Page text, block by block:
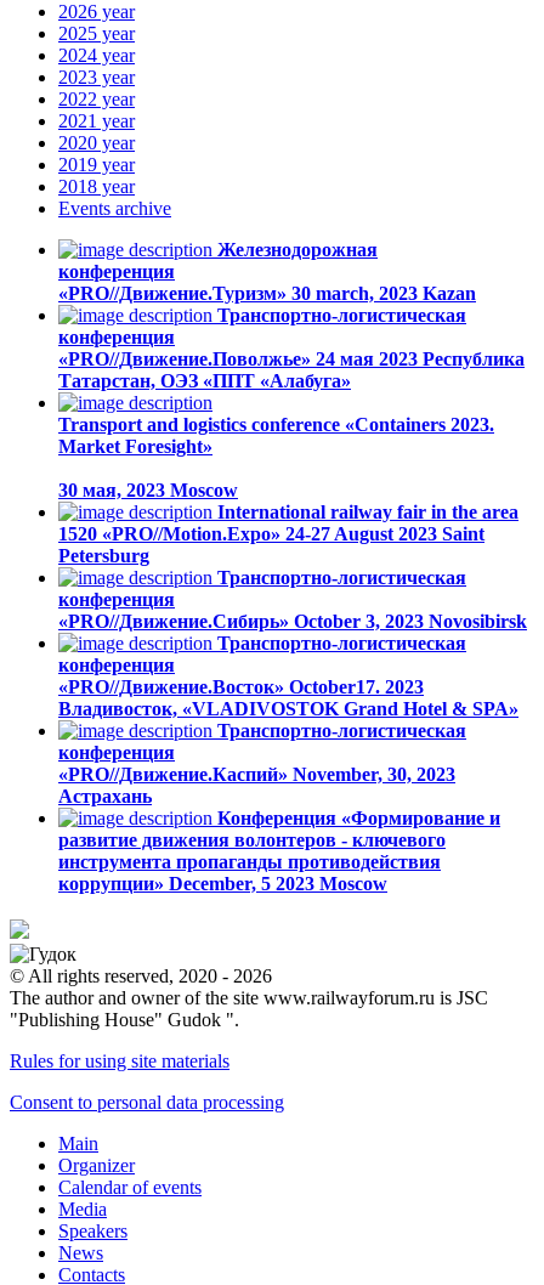
2026 year
2025 year
2024 year
2023 year
2022 year
2021 year
2020 year
2019 year
2018 year
Events archive
Железнодорожная
конференция
«PRO//Движение.Туризм» 30 march, 2023 Kazan
Транспортно-логистическая
конференция
«PRO//Движение.Поволжье» 24 мая 2023 Республика
Татарстан, ОЭЗ «ППТ «Алабуга»
Transport and logistics conference «Containers 2023.
Market Foresight»
30 мая, 2023 Moscow
International railway fair in the area
1520 «PRO//Motion.Expo» 24-27 August 2023 Saint
Petersburg
Транспортно-логистическая
конференция
«PRO//Движение.Сибирь» October 3, 2023 Novosibirsk
Транспортно-логистическая
конференция
«PRO//Движение.Восток» October17. 2023
Владивосток, «VLADIVOSTOK Grand Hotel & SPA»
Транспортно-логистическая
конференция
«PRO//Движение.Каспий» November, 30, 2023
Астрахань
Конференция «Формирование и
развитие движения волонтеров - ключевого
инструмента пропаганды противодействия
коррупции» December, 5 2023 Moscow
© All rights reserved, 2020 - 2026
The author and owner of the site www.railwayforum.ru is JSC
"Publishing House" Gudok ".
Rules for using site materials
Consent to personal data processing
Main
Organizer
Calendar of events
Media
Speakers
News
Contacts